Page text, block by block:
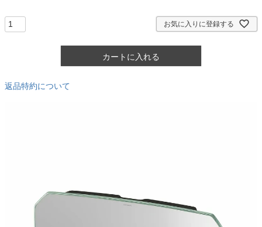
お気に入りに登録する
カートに入れる
返品特約について